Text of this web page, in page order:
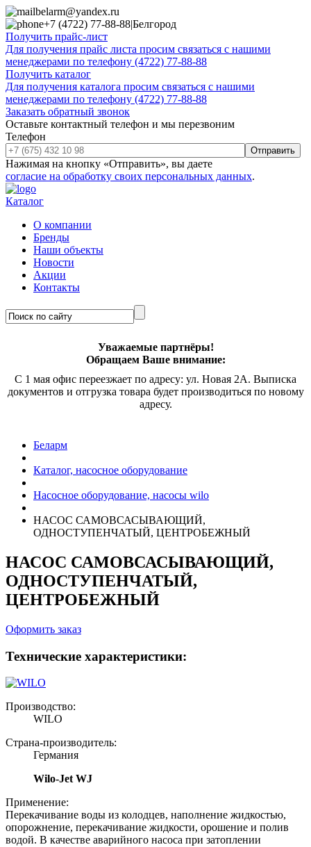
belarm@yandex.ru
+7 (4722) 77-88-88|Белгород
Получить прайс-лист
Для получения прайс листа просим связаться с нашими
менеджерами по телефону (4722) 77-88-88
Получить каталог
Для получения каталога просим связаться с нашими
менеджерами по телефону (4722) 77-88-88
Заказать обратный звонок
Оставьте контактный телефон и мы перезвоним
Телефон
Отправить
Нажимая на кнопку «Отправить», вы даете
согласие на обработку своих персональных данных.
Каталог
О компании
Бренды
Наши объекты
Новости
Акции
Контакты
Уважаемые партнёры!
Обращаем Ваше внимание:
С 1 мая офис переезжает по адресу: ул. Новая 2А. Выписка
документов и отгрузка товара будет производиться по новому
адресу.
Беларм
Каталог, насосное оборудование
Насосное оборудование, насосы wilo
НАСОС САМОВСАСЫВАЮЩИЙ,
ОДНОСТУПЕНЧАТЫЙ, ЦЕНТРОБЕЖНЫЙ
НАСОС САМОВСАСЫВАЮЩИЙ,
ОДНОСТУПЕНЧАТЫЙ,
ЦЕНТРОБЕЖНЫЙ
Оформить заказ
Технические характеристики:
Производство:
WILO
Страна-производитель:
Германия
Wilo-Jet WJ
Применение:
Перекачивание воды из колодцев, наполнение жидкостью,
опорожнение, перекачивание жидкости, орошение и полив
водой. В качестве аварийного насоса при затоплении